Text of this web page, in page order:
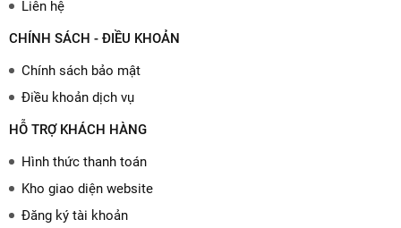
Liên hệ
CHÍNH SÁCH - ĐIỀU KHOẢN
Chính sách bảo mật
Điều khoản dịch vụ
HỖ TRỢ KHÁCH HÀNG
Hình thức thanh toán
Kho giao diện website
Đăng ký tài khoản